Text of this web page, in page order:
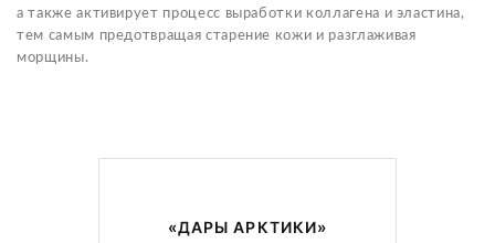
а также активирует процесс выработки коллагена и эластина,
тем самым предотвращая старение кожи и разглаживая
морщины.
«ДАРЫ АРКТИКИ»